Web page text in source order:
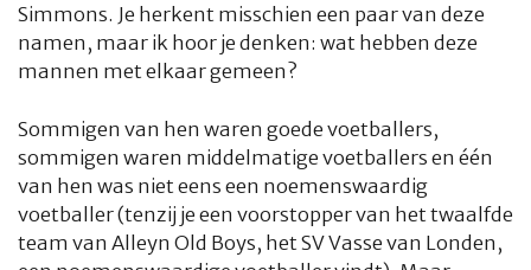
Simmons. Je herkent misschien een paar van deze
namen, maar ik hoor je denken: wat hebben deze
mannen met elkaar gemeen?
Sommigen van hen waren goede voetballers,
sommigen waren middelmatige voetballers en één
van hen was niet eens een noemenswaardig
voetballer (tenzij je een voorstopper van het twaalfde
team van Alleyn Old Boys, het SV Vasse van Londen,